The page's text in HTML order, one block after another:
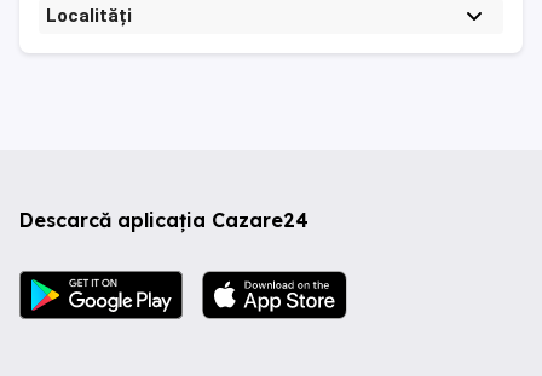
Localități
Descarcă aplicația Cazare24